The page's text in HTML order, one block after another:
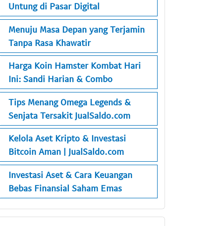
Untung di Pasar Digital
Menuju Masa Depan yang Terjamin
Tanpa Rasa Khawatir
Harga Koin Hamster Kombat Hari
Ini: Sandi Harian & Combo
Tips Menang Omega Legends &
Senjata Tersakit JualSaldo.com
Kelola Aset Kripto & Investasi
Bitcoin Aman | JualSaldo.com
Investasi Aset & Cara Keuangan
Bebas Finansial Saham Emas